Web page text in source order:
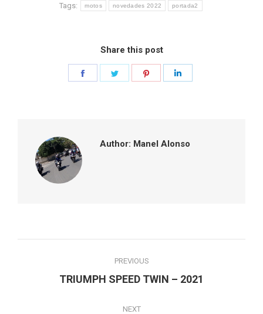
Tags: motos novedades 2022 portada2
Share this post
Author: Manel Alonso
navigation
PREVIOUS
Previous
TRIUMPH SPEED TWIN – 2021
NEXT